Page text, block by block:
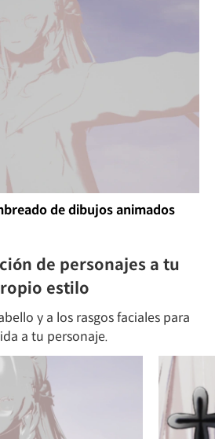
de dibujos animados
de personajes a tu
estilo
y a los rasgos faciales para
a tu personaje.